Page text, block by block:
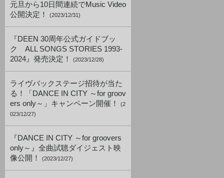
元旦から10日間連続でMusic Video
公開決定！
(2023/12/31)
『DEEN 30周年公式ガイドブッ
ク ALL SONGS STORIES 1993-
2024』発売決定！
(2023/12/28)
ライヴバックステージ招待が当た
る！「DANCE IN CITY ～for groov
ers only～」キャンペーン開催！
(2
023/12/27)
『DANCE IN CITY ～for groovers
only～』全曲試聴ダイジェスト映
像公開！
(2023/12/27)